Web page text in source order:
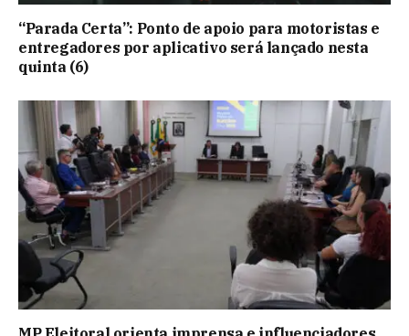
“Parada Certa”: Ponto de apoio para motoristas e
entregadores por aplicativo será lançado nesta
quinta (6)